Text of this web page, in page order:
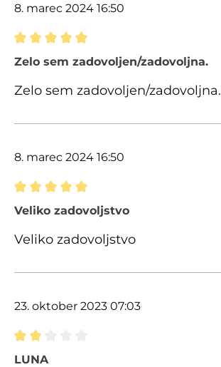
8. marec 2024 16:50
Ocena z oceno 5 od 5 zvezdic
Zelo sem zadovoljen/zadovoljna.
Zelo sem zadovoljen/zadovoljna.
8. marec 2024 16:50
Ocena z oceno 5 od 5 zvezdic
Veliko zadovoljstvo
Veliko zadovoljstvo
23. oktober 2023 07:03
Ocena z oceno 2 od 5 zvezdic
LUNA